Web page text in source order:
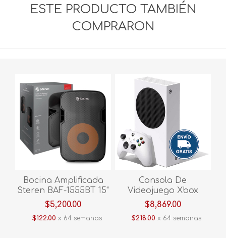
ESTE PRODUCTO TAMBIÉN
COMPRARON
Bocina Amplificada
Steren BAF-1555BT 15"
$5,200.00
$122.00 x 64 semanas
Consola De
Videojuego Xbox
Series S 512gb
Blanco/negro
$8,869.00
$218.00 x 64 semanas